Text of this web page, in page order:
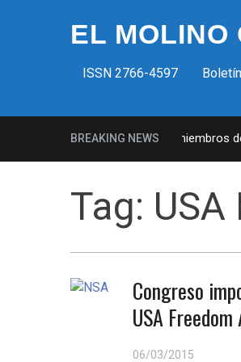
EL MOLINO
ISSN 2766-4597 Boletín
BREAKING NEWS
fascistas en EUA: Lista de miembros de
Tag:
Congreso
USA
06/03/2015